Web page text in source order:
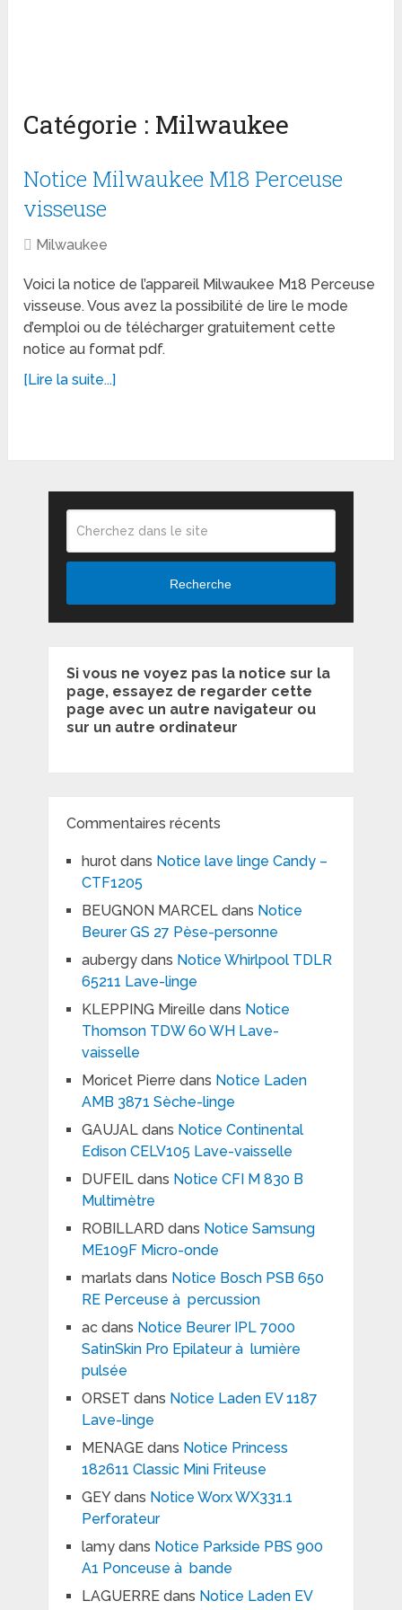
Catégorie : Milwaukee
Notice Milwaukee M18 Perceuse
visseuse
Milwaukee
Voici la notice de l’appareil Milwaukee M18 Perceuse
visseuse. Vous avez la possibilité de lire le mode
d’emploi ou de télécharger gratuitement cette
notice au format pdf.
[Lire la suite...]
Recherche
Si vous ne voyez pas la notice sur la
page, essayez de regarder cette
page avec un autre navigateur ou
sur un autre ordinateur
Commentaires récents
hurotdans Notice lave linge Candy –
CTF1205
BEUGNON MARCELdans Notice
Beurer GS 27 Pèse-personne
aubergydans Notice Whirlpool TDLR
65211 Lave-linge
KLEPPING Mireille dans Notice
Thomson TDW 60 WH Lave-
vaisselle
Moricet Pierre dans Notice Laden
AMB 3871 Sèche-linge
GAUJALdans Notice Continental
Edison CELV105 Lave-vaisselle
DUFEILdans Notice CFI M 830 B
Multimètre
ROBILLARD dans Notice Samsung
ME109F Micro-onde
marlats dans Notice Bosch PSB 650
RE Perceuse à percussion
acdans Notice Beurer IPL 7000
SatinSkin Pro Epilateur à lumière
pulsée
ORSET dans Notice Laden EV 1187
Lave-linge
MENAGEdans Notice Princess
182611 Classic Mini Friteuse
GEYdans Notice Worx WX331.1
Perforateur
lamydans Notice Parkside PBS 900
A1 Ponceuse à bande
LAGUERREdans Notice Laden EV